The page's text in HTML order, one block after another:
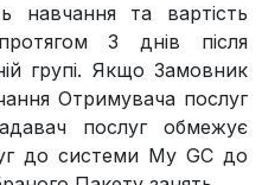
навчання та вартість
3 днів після
групі. Якщо Замовник
Отримувача послуг
послуг обмежує
до системи My GC до